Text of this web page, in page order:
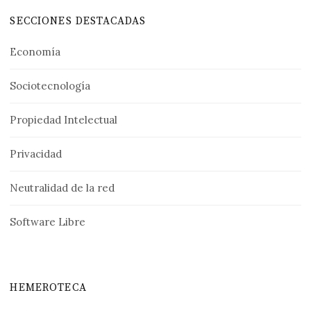
SECCIONES DESTACADAS
Economía
Sociotecnología
Propiedad Intelectual
Privacidad
Neutralidad de la red
Software Libre
HEMEROTECA